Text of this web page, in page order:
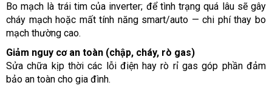
Bo mạch là trái tim của inverter; để tình trạng quá lâu sẽ gây
cháy mạch hoặc mất tính năng smart/auto — chi phí thay bo
mạch thường cao.
Giảm nguy cơ an toàn (chập, cháy, rò gas)
Sửa chữa kịp thời các lỗi điện hay rò rỉ gas góp phần đảm
bảo an toàn cho gia đình.